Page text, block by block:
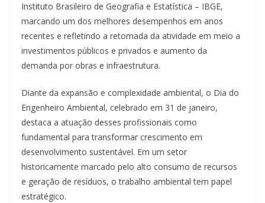
Instituto Brasileiro de Geografia e Estatística – IBGE,
marcando um dos melhores desempenhos em anos
recentes e refletindo a retomada da atividade em meio a
investimentos públicos e privados e aumento da
demanda por obras e infraestrutura.
Diante da expansão e complexidade ambiental, o Dia do
Engenheiro Ambiental, celebrado em 31 de janeiro,
destaca a atuação desses profissionais como
fundamental para transformar crescimento em
desenvolvimento sustentável. Em um setor
historicamente marcado pelo alto consumo de recursos
e geração de resíduos, o trabalho ambiental tem papel
estratégico.